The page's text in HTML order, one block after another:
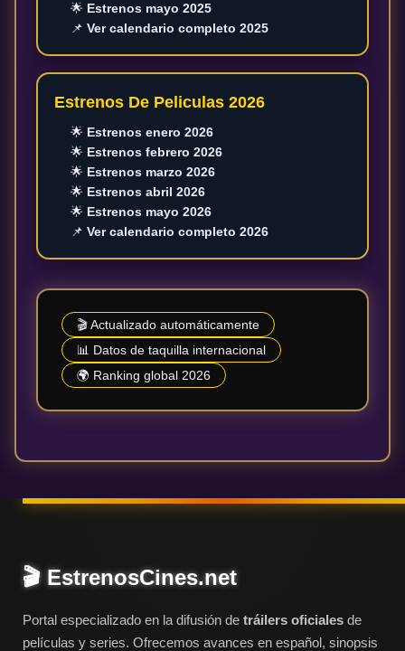
🌟 Estrenos mayo 2025
📌 Ver calendario completo 2025
Estrenos De Peliculas 2026
🌟 Estrenos enero 2026
🌟 Estrenos febrero 2026
🌟 Estrenos marzo 2026
🌟 Estrenos abril 2026
🌟 Estrenos mayo 2026
📌 Ver calendario completo 2026
🎬 Actualizado automáticamente
📊 Datos de taquilla internacional
🌍 Ranking global 2026
🎬 EstrenosCines.net
Portal especializado en la difusión de tráilers oficiales de
películas y series. Ofrecemos avances en español, sinopsis